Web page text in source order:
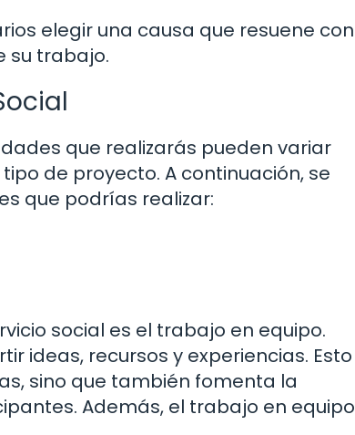
elegir una causa que resuene con
su trabajo.
que realizarás pueden variar
de proyecto. A continuación, se
que podrías realizar:
social es el trabajo en equipo.
ideas, recursos y experiencias. Esto
sino que también fomenta la
Además, el trabajo en equipo